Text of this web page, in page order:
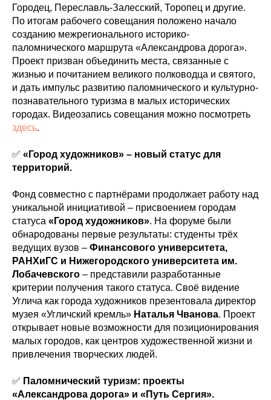
Городец, Переславль-Залесский, Торопец и другие.
По итогам рабочего совещания положено начало
созданию межрегионального историко-
паломнического маршрута «Александрова дорога».
Проект призван объединить места, связанные с
жизнью и почитанием великого полководца и святого,
и дать импульс развитию паломнического и культурно-
познавательного туризма в малых исторических
городах. Видеозапись совещания можно посмотреть
здесь.
✅ «Город художников» – новый статус для
территорий.
Фонд совместно с партнёрами продолжает работу над
уникальной инициативой – присвоением городам
статуса «Город художников». На форуме были
обнародованы первые результаты: студенты трёх
ведущих вузов – Финансового университета,
РАНХиГС и Нижегородского университета им.
Лобачевского – представили разработанные
критерии получения такого статуса. Своё видение
Углича как города художников презентовала директор
музея «Угличский кремль» Наталья Чванова. Проект
открывает новые возможности для позиционирования
малых городов, как центров художественной жизни и
привлечения творческих людей.
✅ Паломнический туризм: проекты
«Александрова дорога» и «Путь Сергия».